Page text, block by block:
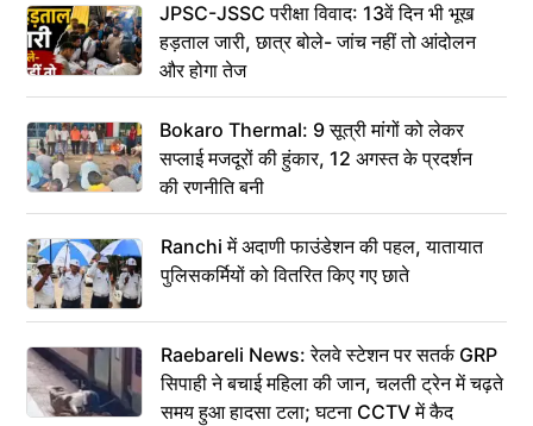
JPSC-JSSC परीक्षा विवाद: 13वें दिन भी भूख
हड़ताल जारी, छात्र बोले- जांच नहीं तो आंदोलन
और होगा तेज
Bokaro Thermal: 9 सूत्री मांगों को लेकर
सप्लाई मजदूरों की हुंकार, 12 अगस्त के प्रदर्शन
की रणनीति बनी
Ranchi में अदाणी फाउंडेशन की पहल, यातायात
पुलिसकर्मियों को वितरित किए गए छाते
Raebareli News: रेलवे स्टेशन पर सतर्क GRP
सिपाही ने बचाई महिला की जान, चलती ट्रेन में चढ़ते
समय हुआ हादसा टला; घटना CCTV में कैद